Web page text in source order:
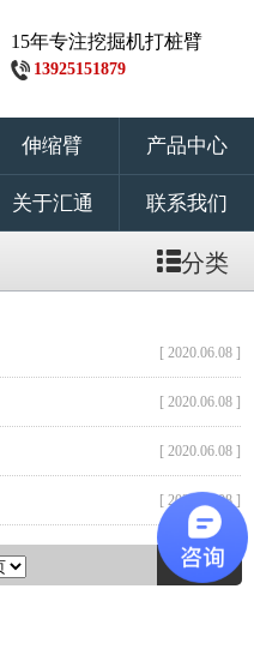
15年专注挖掘机打桩臂
13925151879
伸缩臂 产品中心
关于汇通 联系我们
分类
[ 2020.06.08 ]
[ 2020.06.08 ]
[ 2020.06.08 ]
[ 2020.06.08 ]
下一页